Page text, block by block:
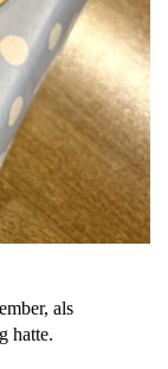
als
hatte.